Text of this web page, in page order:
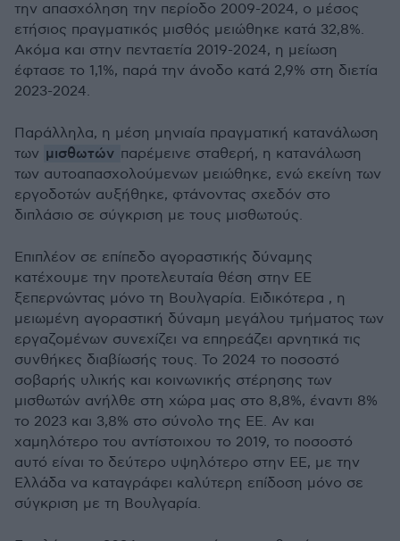
την απασχόληση την περίοδο 2009-2024, ο μέσος
ετήσιος πραγματικός μισθός μειώθηκε κατά 32,8%.
Ακόμα και στην πενταετία 2019-2024, η μείωση
έφτασε το 1,1%, παρά την άνοδο κατά 2,9% στη διετία
2023-2024.
Παράλληλα, η μέση μηνιαία πραγματική κατανάλωση
των μισθωτών παρέμεινε σταθερή, η κατανάλωση
των αυτοαπασχολούμενων μειώθηκε, ενώ εκείνη των
εργοδοτών αυξήθηκε, φτάνοντας σχεδόν στο
διπλάσιο σε σύγκριση με τους μισθωτούς.
Επιπλέον σε επίπεδο αγοραστικής δύναμης
κατέχουμε την προτελευταία θέση στην ΕΕ
ξεπερνώντας μόνο τη Βουλγαρία. Ειδικότερα , η
μειωμένη αγοραστική δύναμη μεγάλου τμήματος των
εργαζομένων συνεχίζει να επηρεάζει αρνητικά τις
συνθήκες διαβίωσής τους. Το 2024 το ποσοστό
σοβαρής υλικής και κοινωνικής στέρησης των
μισθωτών ανήλθε στη χώρα μας στο 8,8%, έναντι 8%
το 2023 και 3,8% στο σύνολο της ΕΕ. Αν και
χαμηλότερο του αντίστοιχου το 2019, το ποσοστό
αυτό είναι το δεύτερο υψηλότερο στην ΕΕ, με την
Ελλάδα να καταγράφει καλύτερη επίδοση μόνο σε
σύγκριση με τη Βουλγαρία.